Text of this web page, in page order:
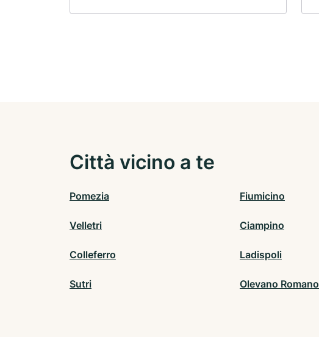
Città vicino a te
Pomezia Fiumicino
Velletri Ciampino
Colleferro Ladispoli
Sutri Olevano Romano